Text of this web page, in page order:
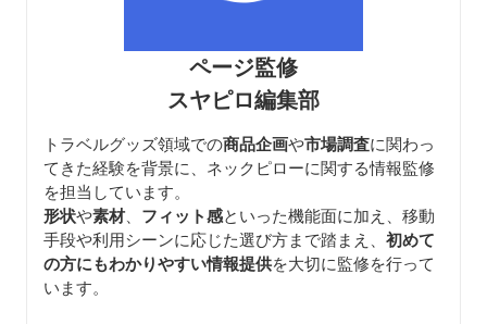
ページ監修
スヤピロ編集部
トラベルグッズ領域での商品企画や市場調査に関わっ
てきた経験を背景に、ネックピローに関する情報監修
を担当しています。
形状や素材、 フィット感といった機能面に加え、移動
手段や利用シーンに応じた選び方まで踏まえ、 初めて
の方にもわかりやすい情報提供を大切に監修を行って
います。